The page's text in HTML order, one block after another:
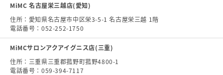
MiMC 名古屋栄三越店(愛知)
住所： 愛知県名古屋市中区栄3-5-1 名古屋栄三越 1階
電話番号： 052-252-1750
MiMCサロンアクアイグニス店(三重)
住所： 三重県三重郡菰野町菰野4800-1
電話番号： 059-394-7117